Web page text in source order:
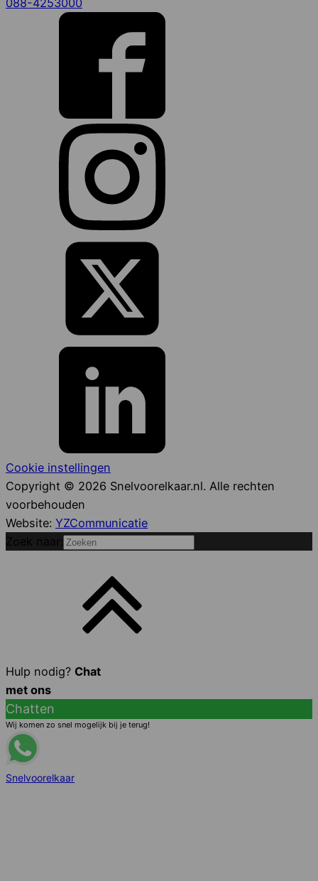
Cookie instellingen
Copyright © 2026 Snelvoorelkaar.nl. Alle rechten
voorbehouden
Website: YZCommunicatie
Hulp nodig? Chat
met ons
Chatten
Wij komen zo snel mogelijk bij je terug!
Snelvoorelkaar